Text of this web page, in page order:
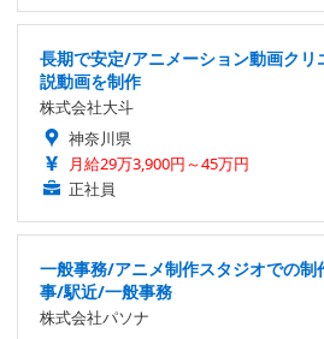
長期で安定/アニメーション動画ク
説動画を制作
株式会社大斗
神奈川県
月給29万3,900円～45万円
正社員
一般事務/アニメ制作スタジオでの制
事/駅近/一般事務
株式会社パソナ